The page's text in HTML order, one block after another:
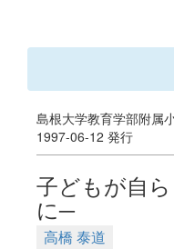
島根大学教育学部附属
1997-06-12 発行
子どもが自
に─
高橋 泰道